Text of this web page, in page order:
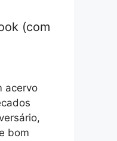
(com
acervo
bom